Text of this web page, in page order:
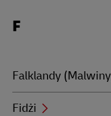
beginning
F
Falklandy
Fidżi